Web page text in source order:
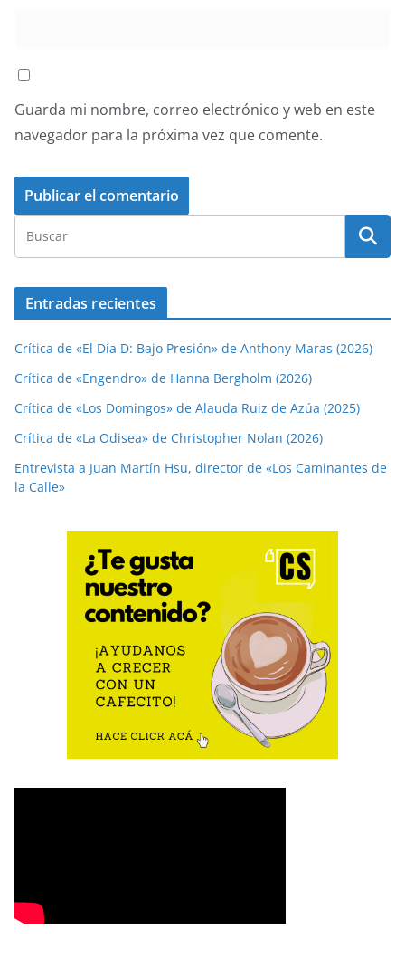
Guarda mi nombre, correo electrónico y web en este
navegador para la próxima vez que comente.
Entradas recientes
Crítica de «El Día D: Bajo Presión» de Anthony Maras (2026)
Crítica de «Engendro» de Hanna Bergholm (2026)
Crítica de «Los Domingos» de Alauda Ruiz de Azúa (2025)
Crítica de «La Odisea» de Christopher Nolan (2026)
Entrevista a Juan Martín Hsu, director de «Los Caminantes de
la Calle»